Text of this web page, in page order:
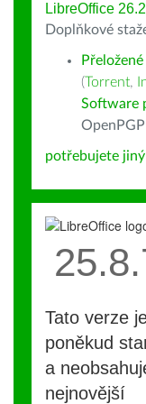
LibreOffice
Doplňkové
(Torrent,
Software
potřebujete jiný
Tato verze
poněkud
a
nejnovější